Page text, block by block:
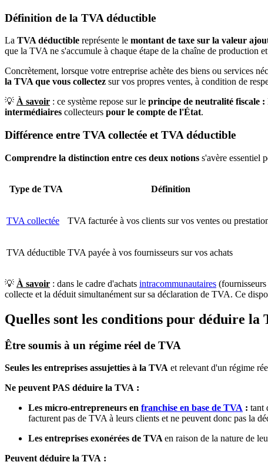
Définition de la TVA déductible
La TVA déductible représente le montant de taxe sur la valeur
que la TVA ne s'accumule à chaque étape de la chaîne de production
Concrètement, lorsque votre entreprise achète des biens ou services
la TVA que vous collectez sur vos propres ventes, à condition de
💡 À savoir : ce système repose sur le principe de neutralité fiscale :
intermédiaires collecteurs pour le compte de l'État.
Différence entre TVA collectée et TVA déductible
Comprendre la distinction entre ces deux notions s'avère essentiel
Type de TVA Définition
TVA collectée TVA facturée à vos clients sur vos ventes ou
TVA déductible TVA payée à vos fournisseurs sur vos achats
💡 À savoir : dans le cadre d'achats intracommunautaires
collecte et la déduit simultanément sur sa déclaration de TVA. Ce
Quelles sont les conditions pour déduire la
Être soumis à un régime réel de TVA
Seules les entreprises assujetties à la TVA et relevant d'un régime
Ne peuvent PAS déduire la TVA :
Les micro-entrepreneurs en franchise en base de TVA : tant
facturent pas de TVA à leurs clients et ne peuvent donc pas la
Les entreprises exonérées de TVA en raison de la nature de
Peuvent déduire la TVA :